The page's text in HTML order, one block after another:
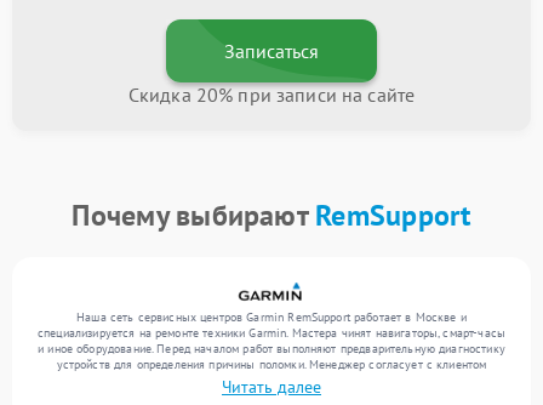
Записаться
Скидка 20% при записи на сайте
Почему выбираютRemSupport
Наша сеть сервисных центров Garmin RemSupport работает в Москве и
специализируется на ремонте техники Garmin. Мастера чинят навигаторы, смарт-часы
и иное оборудование. Перед началом работ выполняют предварительную диагностику
устройств для определения причины поломки. Менеджер согласует с клиентом
перечень необходимых работ и их стоимость. Только после этого инженеры
выполняют ремонт с заменой деталей по необходимости. После работ их качество
Читать далее